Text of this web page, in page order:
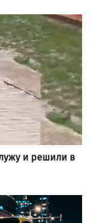
и решили в